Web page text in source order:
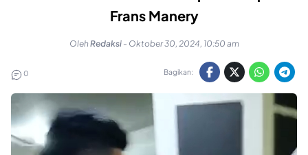
Frans Manery
OlehRedaksi - Oktober 30, 2024, 10:50 am
0 Bagikan: